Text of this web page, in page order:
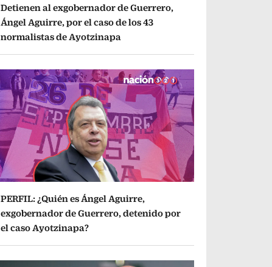
Detienen al exgobernador de Guerrero,
Ángel Aguirre, por el caso de los 43
normalistas de Ayotzinapa
PERFIL: ¿Quién es Ángel Aguirre,
exgobernador de Guerrero, detenido por
el caso Ayotzinapa?